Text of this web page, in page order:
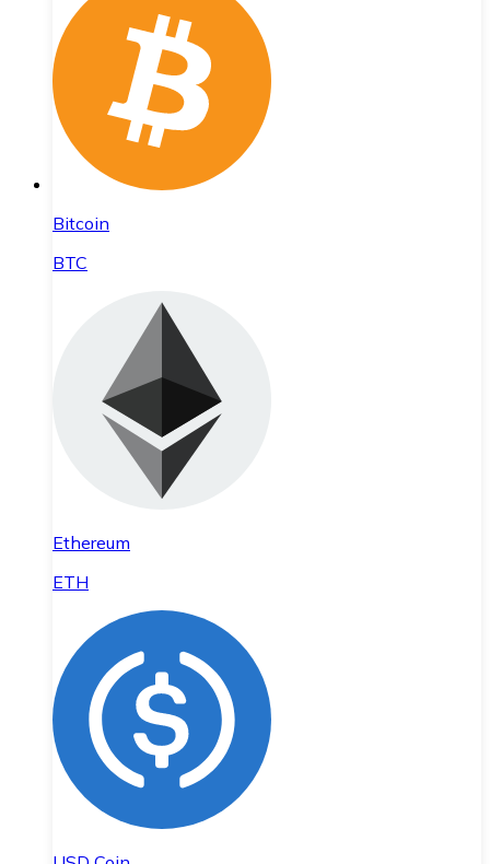
Bitcoin
BTC
Ethereum
ETH